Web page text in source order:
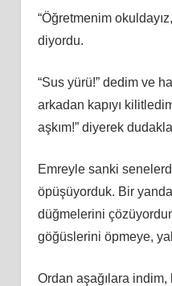
“Öğretmenim
diyordu.
“Sus yürü!” dedim ve
arkadan kapıyı
aşkım!” diyerek
Emreyle sanki
öpüşüyorduk. Bir
düğmelerini
göğüslerini öpmeye,
Ordan aşağılara